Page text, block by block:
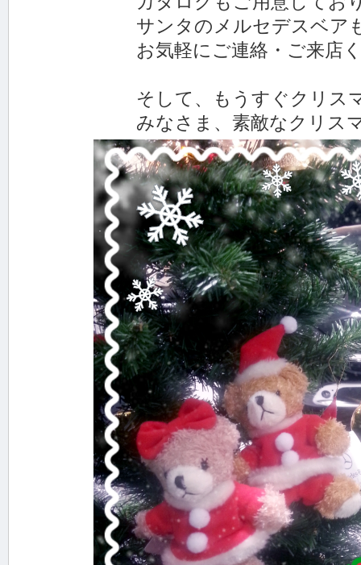
サンタのメルセデスベアもお
お気軽にご連絡・ご来店く
そして、もうすぐクリス
みなさま、素敵なクリスマス